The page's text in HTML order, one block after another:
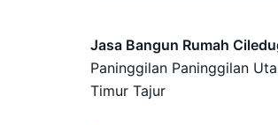
Jasa Bangun Rumah
Paninggilan Paninggilan
Timur Tajur